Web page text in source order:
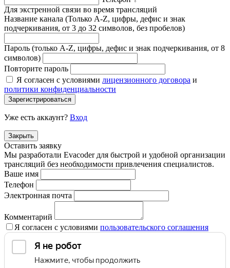
Для экстренной связи во время трансляций
Название канала (Только A-Z, цифры, дефис и знак
подчеркивания, от 3 до 32 символов, без пробелов)
Пароль (только A-Z, цифры, дефис и знак подчеркивания, от 8
символов)
Повторите пароль
Я согласен с условиями лицензионного договора и
политики конфиденциальности
Зарегистрироваться
Уже есть аккаунт? Вход
Закрыть
Оставить заявку
Мы разработали Evacoder для быстрой и удобной организации
трансляций без необходимости привлечения специалистов.
Ваше имя
Телефон
Электронная почта
Комментарий
Я согласен с условиями пользовательского соглашения